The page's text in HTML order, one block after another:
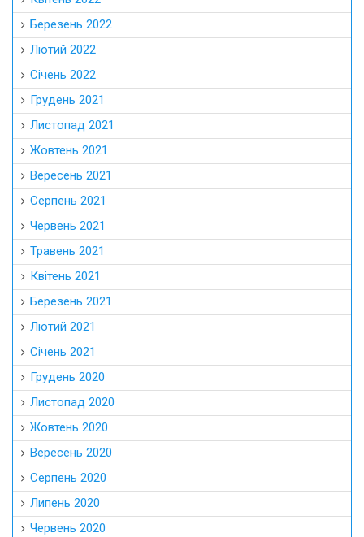
Березень 2022
Лютий 2022
Січень 2022
Грудень 2021
Листопад 2021
Жовтень 2021
Вересень 2021
Серпень 2021
Червень 2021
Травень 2021
Квітень 2021
Березень 2021
Лютий 2021
Січень 2021
Грудень 2020
Листопад 2020
Жовтень 2020
Вересень 2020
Серпень 2020
Липень 2020
Червень 2020